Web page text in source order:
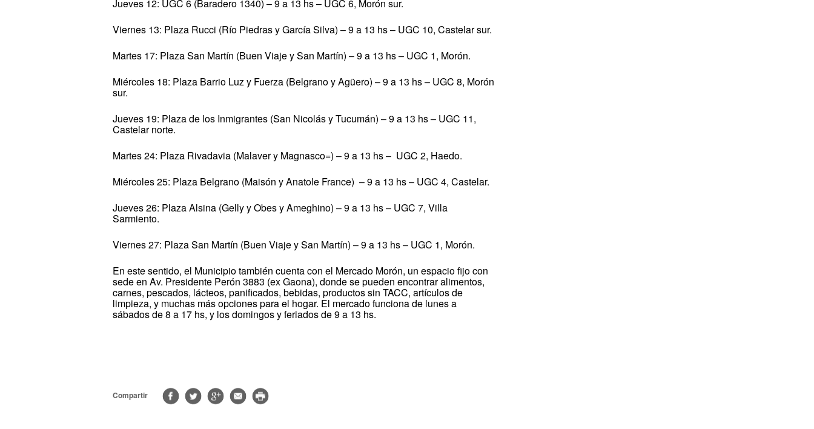
Jueves 12: UGC 6 (Baradero 1340) – 9 a 13 hs – UGC 6, Morón sur.
Viernes 13: Plaza Rucci (Río Piedras y García Silva) – 9 a 13 hs – UGC 10, Castelar sur.
Martes 17: Plaza San Martín (Buen Viaje y San Martín) – 9 a 13 hs – UGC 1, Morón.
Miércoles 18: Plaza Barrio Luz y Fuerza (Belgrano y Agüero) – 9 a 13 hs – UGC 8, Morón
sur.
Jueves 19: Plaza de los Inmigrantes (San Nicolás y Tucumán) – 9 a 13 hs – UGC 11,
Castelar norte.
Martes 24: Plaza Rivadavia (Malaver y Magnasco=) – 9 a 13 hs – UGC 2, Haedo.
Miércoles 25: Plaza Belgrano (Maisón y Anatole France) – 9 a 13 hs – UGC 4, Castelar.
Jueves 26: Plaza Alsina (Gelly y Obes y Ameghino) – 9 a 13 hs – UGC 7, Villa
Sarmiento.
Viernes 27: Plaza San Martín (Buen Viaje y San Martín) – 9 a 13 hs – UGC 1, Morón.
En este sentido, el Municipio también cuenta con el Mercado Morón, un espacio fijo con
sede en Av. Presidente Perón 3883 (ex Gaona), donde se pueden encontrar alimentos,
carnes, pescados, lácteos, panificados, bebidas, productos sin TACC, artículos de
limpieza, y muchas más opciones para el hogar. El mercado funciona de lunes a
sábados de 8 a 17 hs, y los domingos y feriados de 9 a 13 hs.
Compartir